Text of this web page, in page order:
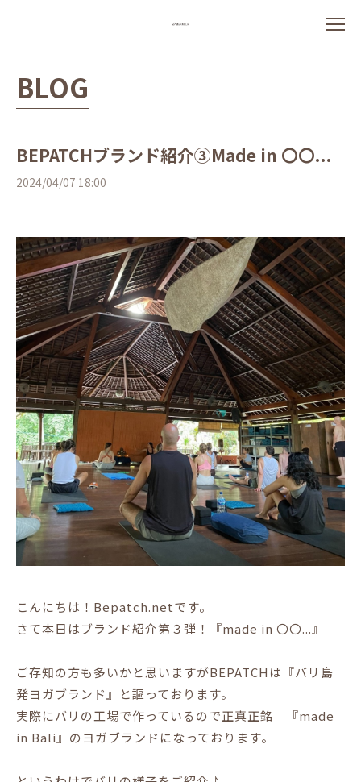
BLOG
BEPATCHブランド紹介③Made in 〇〇...
2024/04/07 18:00
こんにちは！Bepatch.netです。
さて本日はブランド紹介第３弾！『made in 〇〇...』
ご存知の方も多いかと思いますがBEPATCHは『バリ島
発ヨガブランド』と謳っております。
実際にバリの工場で作っているので正真正銘 『made
in Bali』のヨガブランドになっております。